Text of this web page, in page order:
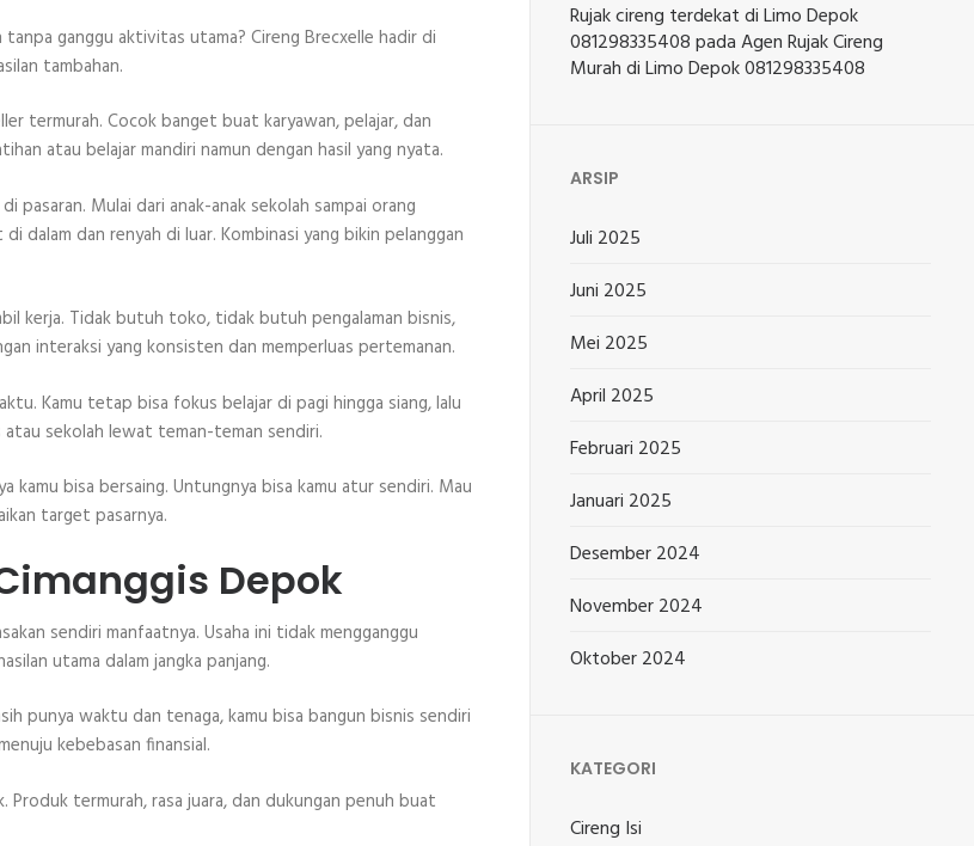
ganggu aktivitas utama? Cireng Brecxelle hadir di
tambahan.
termurah. Cocok banget buat karyawan, pelajar, dan
atau belajar mandiri namun dengan hasil yang nyata.
pasaran. Mulai dari anak-anak sekolah sampai orang
dalam dan renyah di luar. Kombinasi yang bikin pelanggan
kerja. Tidak butuh toko, tidak butuh pengalaman bisnis,
interaksi yang konsisten dan memperluas pertemanan.
Kamu tetap bisa fokus belajar di pagi hingga siang, lalu
atau sekolah lewat teman-teman sendiri.
kamu bisa bersaing. Untungnya bisa kamu atur sendiri. Mau
target pasarnya.
Depok
sendiri manfaatnya. Usaha ini tidak mengganggu
utama dalam jangka panjang.
punya waktu dan tenaga, kamu bisa bangun bisnis sendiri
kebebasan finansial.
Produk termurah, rasa juara, dan dukungan penuh buat
Rujak cireng terdekat di Limo Depok
081298335408padaAgen Rujak Cireng
Murah di Limo Depok 081298335408
ARSIP
Juli 2025
Juni 2025
Mei 2025
April 2025
Februari 2025
Januari 2025
Desember 2024
November 2024
Oktober 2024
KATEGORI
Cireng Isi